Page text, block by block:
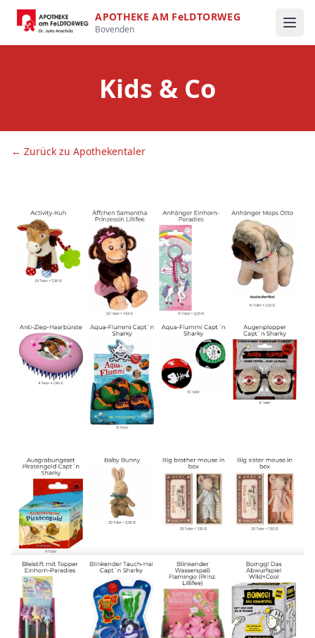
APOTHEKE AM FeLDTORWEG
Bovenden
Kids & Co
← Zurück zu Apothekentaler